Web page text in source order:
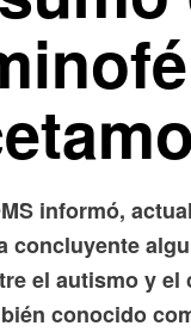
informó,
concluyente
el autismo y el
conocido